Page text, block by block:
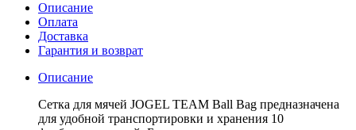
Описание
Оплата
Доставка
Гарантия и возврат
Описание
Сетка для мячей JOGEL TEAM Ball Bag предназначена
для удобной транспортировки и хранения 10